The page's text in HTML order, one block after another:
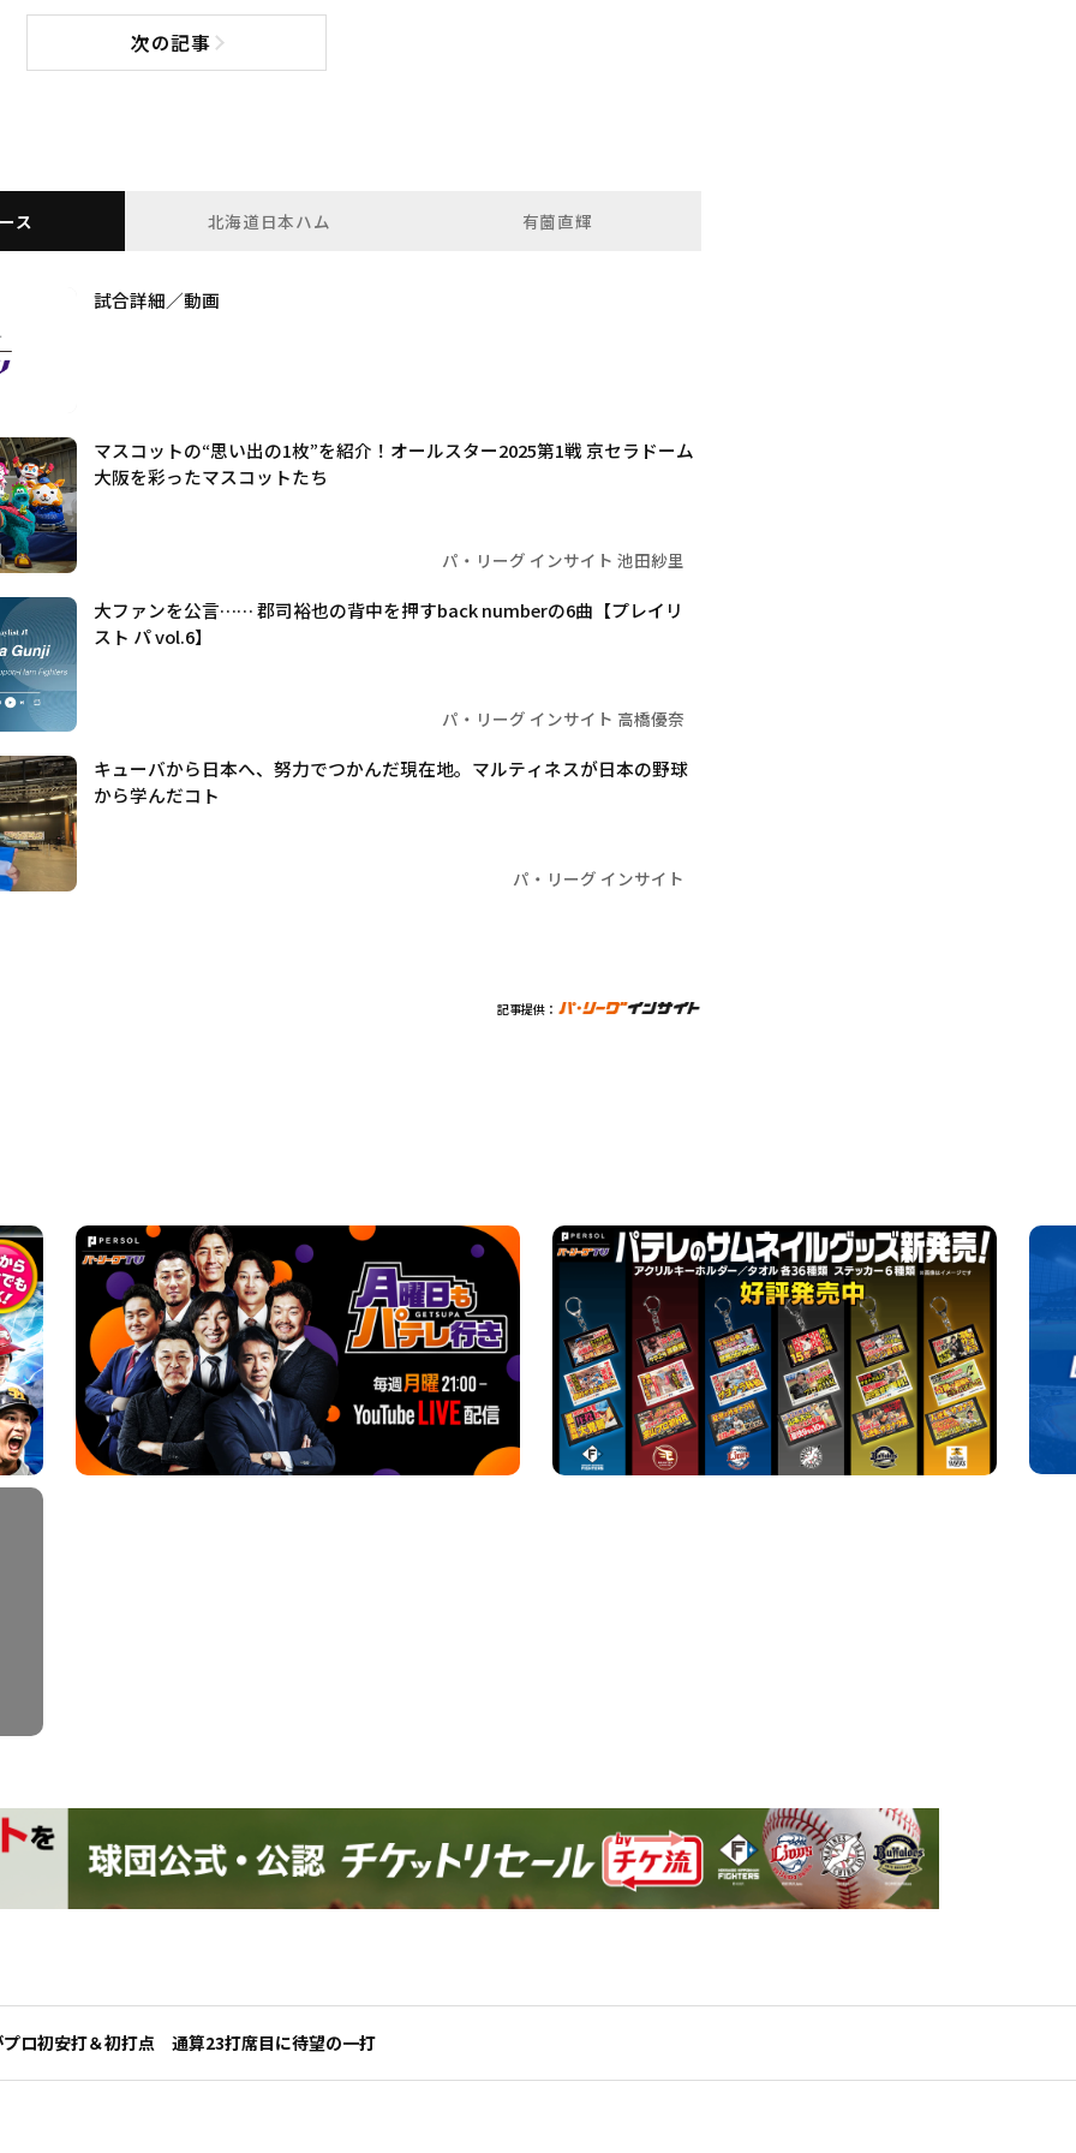
次の記事次の記事へ
ス 北海道日本ハム 有薗直輝
試合詳細／動画
マスコットの“思い出の1枚”を紹介！オールスター2025第1戦 京セラドーム
大阪を彩ったマスコットたち
パ・リーグ インサイト 池田紗里
大ファンを公言…… 郡司裕也の背中を押すback numberの6曲【プレイリ
スト パ vol.6】
パ・リーグ インサイト 高橋優奈
キューバから日本へ、努力でつかんだ現在地。マルティネスが日本の野球
から学んだコト
パ・リーグ インサイト
記事提供：
ロ初安打＆初打点 通算23打席目に待望の一打